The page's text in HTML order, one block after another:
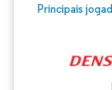
Principais
Imagem © Mordor